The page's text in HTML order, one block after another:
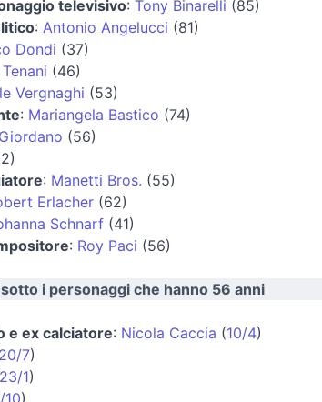
televisivo: Tony Binarelli (85)
: Antonio Angelucci (81)
Dondi (37)
(46)
Vergnaghi (53)
: Mariangela Bastico (74)
(56)
: Manetti Bros. (55)
Erlacher(62)
Schnarf(41)
: Roy Paci (56)
i personaggi che hanno 56 anni
e ex calciatore: Nicola Caccia (10/4)
20/7)
23/1)
10)